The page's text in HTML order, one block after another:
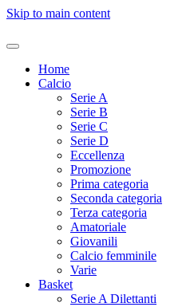
Skip to main content
Home
Calcio
Serie A
Serie B
Serie C
Serie D
Eccellenza
Promozione
Prima categoria
Seconda categoria
Terza categoria
Amatoriale
Giovanili
Calcio femminile
Varie
Basket
Serie A Dilettanti